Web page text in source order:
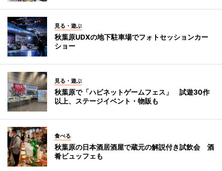
見る・遊ぶ
秋葉原UDXの地下駐車場でフォトセッションカー
ショー
見る・遊ぶ
秋葉原で「ハピネットゲームフェス」 試遊30作
以上、ステージイベント・物販も
食べる
秋葉原の日本酒居酒屋で蔵元の解説付き試飲会 酒
肴ビュッフェも